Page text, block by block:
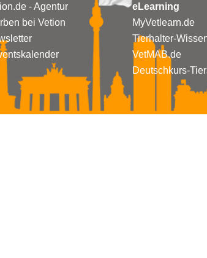
- Agentur
bei Vetion
eLearning
MyVetlearn.de
Tierhalter-
VetMAB.de
Deutschkurs-